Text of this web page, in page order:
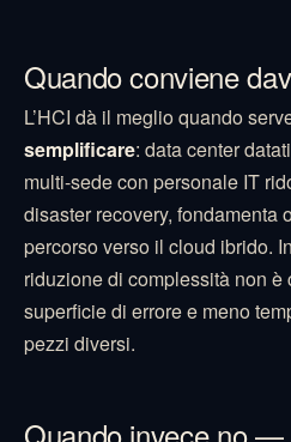
Quando conviene
L’HCI dà il meglio quando
semplificare: data center
multi-sede con personale IT
disaster recovery, fondamenta
percorso verso il cloud ibrido.
riduzione di complessità non è
superficie di errore e meno
pezzi diversi.